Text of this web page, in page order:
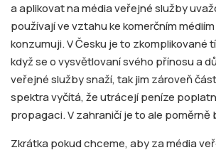
a aplikovat na média veřejné služby
používají ve vztahu ke komerčním
konzumuji. V Česku je to zkomplikované
když se o vysvětlovaní svého přínosu a
veřejné služby snaží, tak jim zároveň
spektra vyčítá, že utrácejí peníze
propagaci. V zahraničí je to ale poměrně
Zkrátka pokud chceme, aby za média